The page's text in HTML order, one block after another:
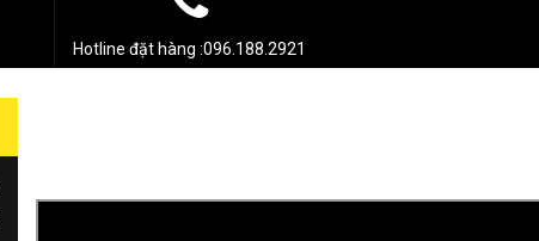
Hotline đặt hàng :096.188.2921